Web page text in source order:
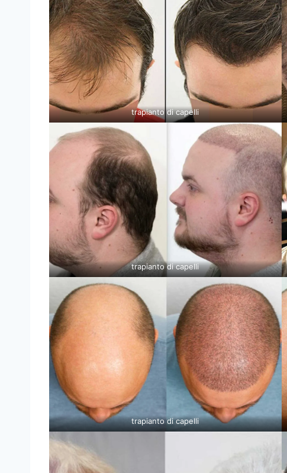
trapianto di capelli
trapianto di capelli
trapianto di capelli